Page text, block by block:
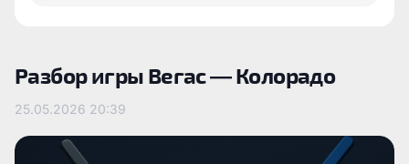
Разбор игры Вегас — Колорадо
25.05.2026 20:39